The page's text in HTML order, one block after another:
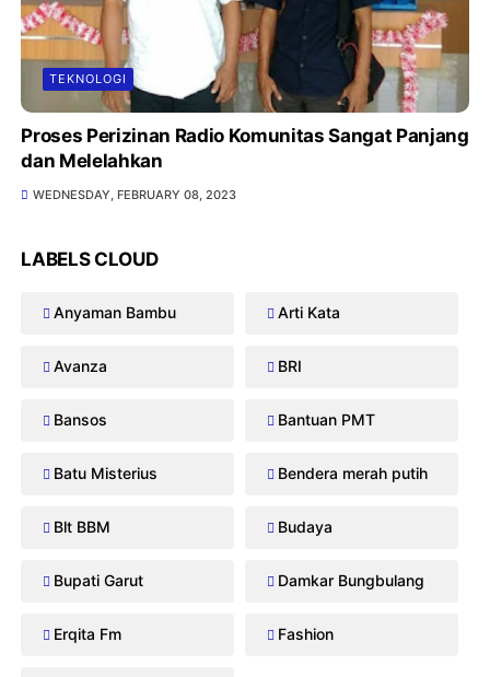
TEKNOLOGI
Proses Perizinan Radio Komunitas Sangat Panjang
dan Melelahkan
WEDNESDAY, FEBRUARY 08, 2023
LABELS CLOUD
Anyaman Bambu Arti Kata
Avanza BRI
Bansos Bantuan PMT
Batu Misterius Bendera merah putih
Blt BBM Budaya
Bupati Garut Damkar Bungbulang
Erqita Fm Fashion